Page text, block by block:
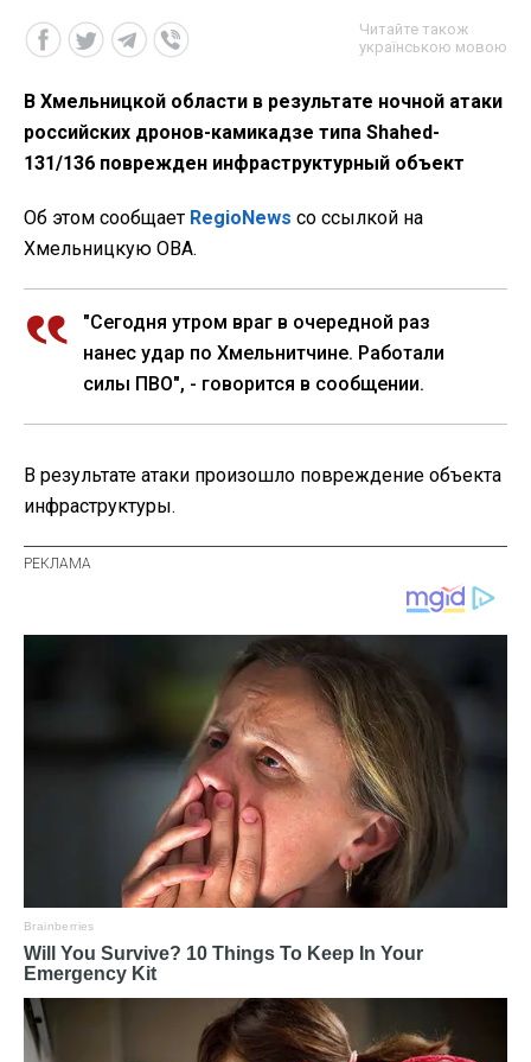
Читайте також
українською мовою
В Хмельницкой области в результате ночной атаки
российских дронов-камикадзе типа Shahed-
131/136 поврежден инфраструктурный объект
Об этом сообщает RegioNews со ссылкой на
Хмельницкую ОВА.
"Сегодня утром враг в очередной раз
нанес удар по Хмельнитчине. Работали
силы ПВО", - говорится в сообщении.
В результате атаки произошло повреждение объекта
инфраструктуры.